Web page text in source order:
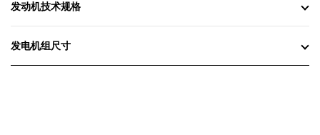
发动机技术规格
发电机组尺寸